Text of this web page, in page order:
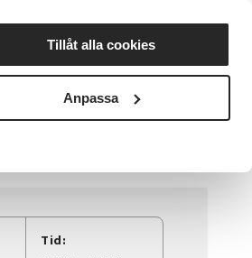
Tillåt alla cookies
Anpassa
Nyheter Avdelningar
Tid: